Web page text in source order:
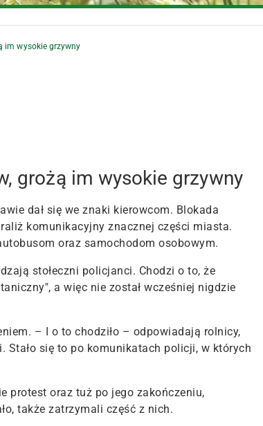
im wysokie grzywny
grożą im wysokie grzywny
dał się we znaki kierowcom. Blokada
komunikacyjny znacznej części miasta.
oraz samochodom osobowym.
stołeczni policjanci. Chodzi o to, że
a więc nie został wcześniej nigdzie
– I o to chodziło – odpowiadają rolnicy,
się to po komunikatach policji, w których
protest oraz tuż po jego zakończeniu,
także zatrzymali część z nich.